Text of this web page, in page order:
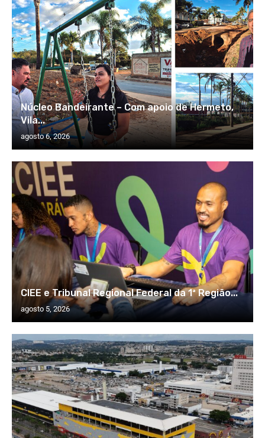
Núcleo Bandeirante – Com apoio de Hermeto,
Vila...
agosto 6, 2026
CIEE e Tribunal Regional Federal da 1ª Região...
agosto 5, 2026